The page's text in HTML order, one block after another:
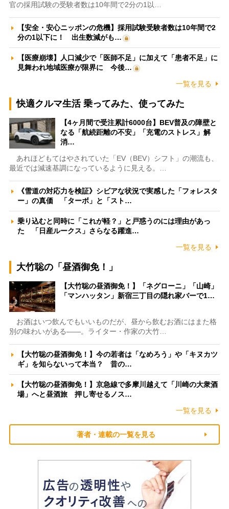
官の採用試験の受験者数は10年間で2分の1以…
【安全・安心ニッポンの危機】採用試験受験者数は10年間で2
分の1以下に！ 出生数減がも…
【医療崩壊】人口減少で「医師不足」に加えて「患者不足」に
見舞われ地域医療が限界に 今後…
一覧を見る
快適クルマ生活 乗ってみた、使ってみた
【4ヶ月間で受注累計6000台】BEV普及の障壁と
なる「航続距離の不安」「充電のストレス」解
消…
あれほどもてはやされていた「EV（BEV）シフト」の潮流も、
最近では減速基調になっているように見える。…
《雪道の対応力を検証》シビアな状況で実感した「フォレスタ
ー」の真価 「ターボ」と「スト…
乗り込むと同時に「これが軽？」と戸惑うのには理由があっ
た 「日産ルークス」さらなる躍進…
一覧を見る
大竹聡の「昼酒御免！」
【大竹聡の昼酒御免！】「ネグローニ」「山崎」
「マンハッタン」新宿三丁目の隠れ家バーで1…
お酒はいつ飲んでもいいものだが、昼から飲むお酒にはまた格
別の味わいがある――。ライター・作家の大竹…
【大竹聡の昼酒御免！】今の若者は「なめろう」や「キヌカツ
ギ」を知らないって本当？ 昔の…
【大竹聡の昼酒御免！】京急線で多摩川越えて「川崎の大衆酒
場」へと昼酒旅 押し寄せるノス…
一覧を見る
著者・連載の一覧を見る